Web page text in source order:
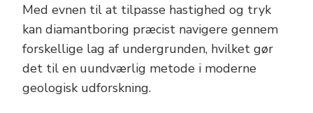
Med evnen til at tilpasse hastighed og tryk
kan diamantboring præcist navigere gennem
forskellige lag af undergrunden, hvilket gør
det til en uundværlig metode i moderne
geologisk udforskning.